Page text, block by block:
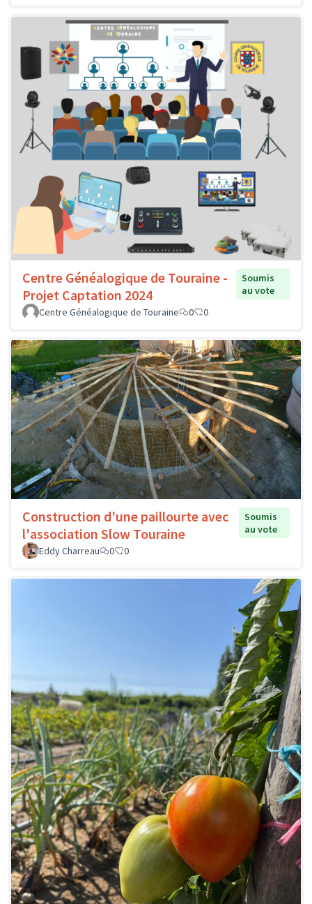
Centre Généalogique de Touraine -
Projet Captation 2024
Soumis
au vote
Centre Généalogique de Touraine
0 0
Construction d'une paillourte avec
l'association Slow Touraine
Soumis
au vote
Eddy Charreau
0 0